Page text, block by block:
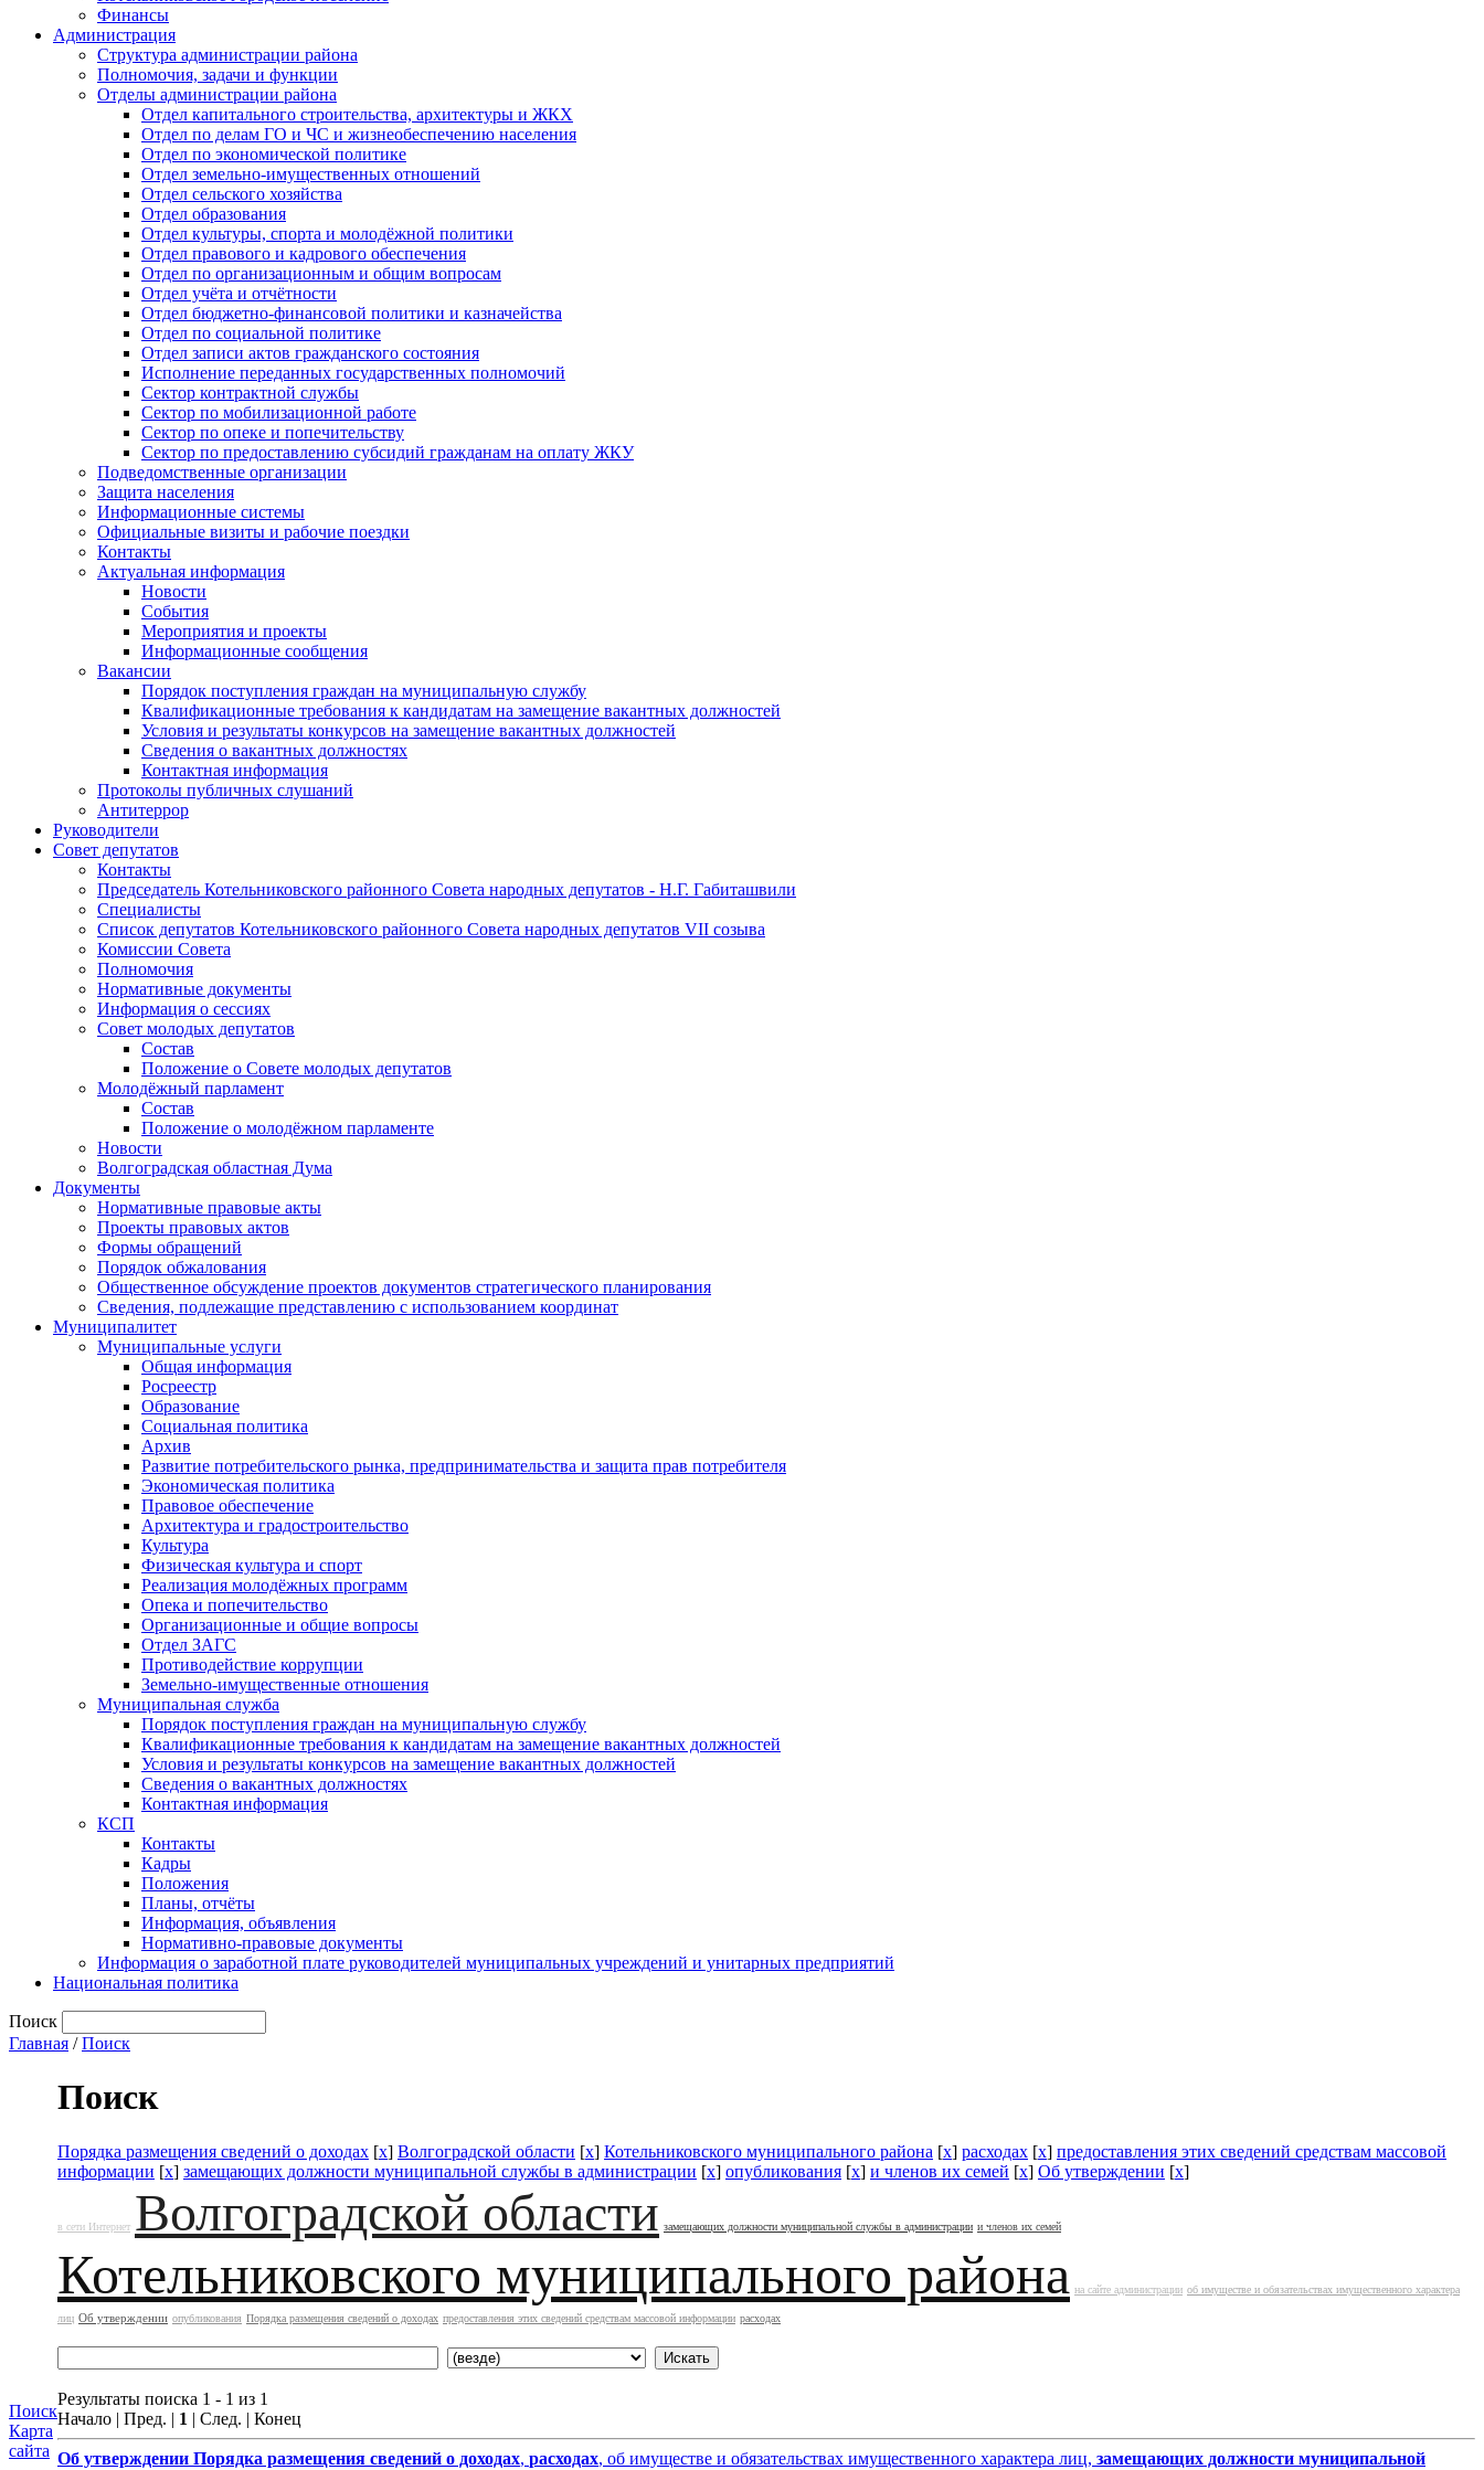
Финансы
Администрация
Структура администрации района
Полномочия, задачи и функции
Отделы администрации района
Отдел капитального строительства, архитектуры и ЖКХ
Отдел по делам ГО и ЧС и жизнеобеспечению населения
Отдел по экономической политике
Отдел земельно-имущественных отношений
Отдел сельского хозяйства
Отдел образования
Отдел культуры, спорта и молодёжной политики
Отдел правового и кадрового обеспечения
Отдел по организационным и общим вопросам
Отдел учёта и отчётности
Отдел бюджетно-финансовой политики и казначейства
Отдел по социальной политике
Отдел записи актов гражданского состояния
Исполнение переданных государственных полномочий
Сектор контрактной службы
Сектор по мобилизационной работе
Сектор по опеке и попечительству
Сектор по предоставлению субсидий гражданам на оплату ЖКУ
Подведомственные организации
Защита населения
Информационные системы
Официальные визиты и рабочие поездки
Контакты
Актуальная информация
Новости
События
Мероприятия и проекты
Информационные сообщения
Вакансии
Порядок поступления граждан на муниципальную службу
Квалификационные требования к кандидатам на замещение вакантных должностей
Условия и результаты конкурсов на замещение вакантных должностей
Сведения о вакантных должностях
Контактная информация
Протоколы публичных слушаний
Антитеррор
Руководители
Совет депутатов
Контакты
Председатель Котельниковского районного Совета народных депутатов - Н.Г. Габиташвили
Специалисты
Список депутатов Котельниковского районного Совета народных депутатов VII созыва
Комиссии Совета
Полномочия
Нормативные документы
Информация о сессиях
Совет молодых депутатов
Состав
Положение о Совете молодых депутатов
Молодёжный парламент
Состав
Положение о молодёжном парламенте
Новости
Волгоградская областная Дума
Документы
Нормативные правовые акты
Проекты правовых актов
Формы обращений
Порядок обжалования
Общественное обсуждение проектов документов стратегического планирования
Сведения, подлежащие представлению с использованием координат
Муниципалитет
Муниципальные услуги
Общая информация
Росреестр
Образование
Социальная политика
Архив
Развитие потребительского рынка, предпринимательства и защита прав потребителя
Экономическая политика
Правовое обеспечение
Архитектура и градостроительство
Культура
Физическая культура и спорт
Реализация молодёжных программ
Опека и попечительство
Организационные и общие вопросы
Отдел ЗАГС
Противодействие коррупции
Земельно-имущественные отношения
Муниципальная служба
Порядок поступления граждан на муниципальную службу
Квалификационные требования к кандидатам на замещение вакантных должностей
Условия и результаты конкурсов на замещение вакантных должностей
Сведения о вакантных должностях
Контактная информация
КСП
Контакты
Кадры
Положения
Планы, отчёты
Информация, объявления
Нормативно-правовые документы
Информация о заработной плате руководителей муниципальных учреждений и унитарных предприятий
Национальная политика
Поиск
Главная /Поиск
Поиск
Карта
сайта
Поиск
Порядка размещения сведений о доходах [x] Волгоградской области [x] Котельниковского муниципального района [x] расходах [x] предоставления этих сведений средствам массовой
информации [x] замещающих должности муниципальной службы в администрации [x] опубликования [x] и членов их семей [x] Об утверждении [x]
в сети Интернет Волгоградской области замещающих должности муниципальной службы в администрации и членов их семей
Котельниковского муниципального района на сайте администрации об имуществе и обязательствах имущественного характера
лиц Об утверждении опубликования Порядка размещения сведений о доходах предоставления этих сведений средствам массовой информации расходах
Результаты поиска 1 - 1 из 1
Начало | Пред. | 1 | След. | Конец
Об утверждении Порядка размещения сведений о доходах, расходах, об имуществе и обязательствах имущественного характера лиц, замещающих должности муниципальной